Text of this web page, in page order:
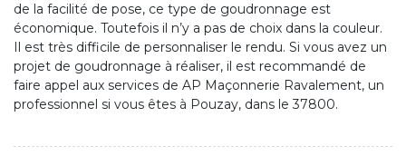
de la facilité de pose, ce type de goudronnage est
économique. Toutefois il n’y a pas de choix dans la couleur.
Il est très difficile de personnaliser le rendu. Si vous avez un
projet de goudronnage à réaliser, il est recommandé de
faire appel aux services de AP Maçonnerie Ravalement, un
professionnel si vous êtes à Pouzay, dans le 37800.